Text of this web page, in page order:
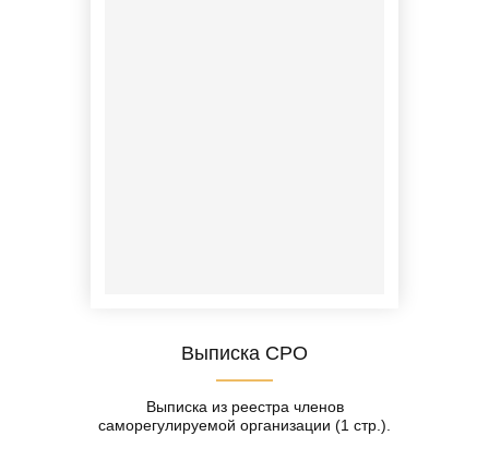
Выписка СРО
Выписка из реестра членов
саморегулируемой организации (1 стр.).